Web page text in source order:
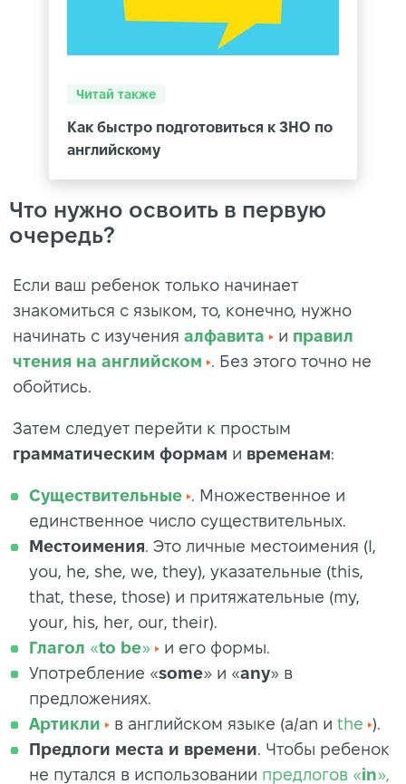
Читай также
Как быстро подготовиться к ЗНО по
английскому
Что нужно освоить в первую
очередь?
Если ваш ребенок только начинает
знакомиться с языком, то, конечно, нужно
начинать с изучения алфавита и правил
чтения на английском
. Без этого точно не
обойтись.
Затем следует перейти к простым
грамматическим формам и временам:
Существительные . Множественное и
единственное число существительных.
Местоимения. Это личные местоимения (I,
you, he, she, we, they), указательные (this,
that, these, those) и притяжательные (my,
your, his, her, our, their).
Глагол «to be»
и его формы.
Употребление «some» и «any» в
предложениях.
Артикли
в английском языке (a/an и the ).
Предлоги места и времени. Чтобы ребенок
не путался в использовании предлогов «in»,